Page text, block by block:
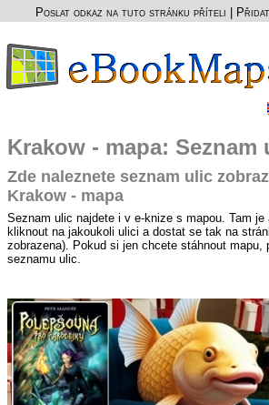
Poslat odkaz na tuto stránku příteli
Krakow - mapa: Seznam
Zde naleznete seznam ulic
Krakow - mapa
Seznam ulic najdete i v e-knize s mapou. Tam
kliknout na jakoukoli ulici a dostat se tak na
zobrazena). Pokud si jen chcete stáhnout
seznamu ulic.